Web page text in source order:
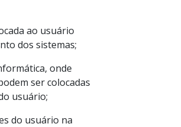
ao usuário
dos sistemas;
onde
ser colocadas
usuário;
do usuário na